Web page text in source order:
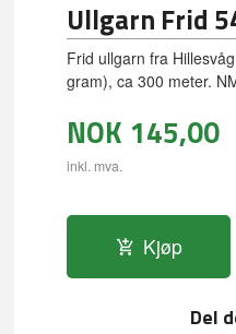
Ullgarn Frid
Frid ullgarn fra
gram), ca 300 meter.
NOK 145,00
inkl. mva.
Kjøp
Del